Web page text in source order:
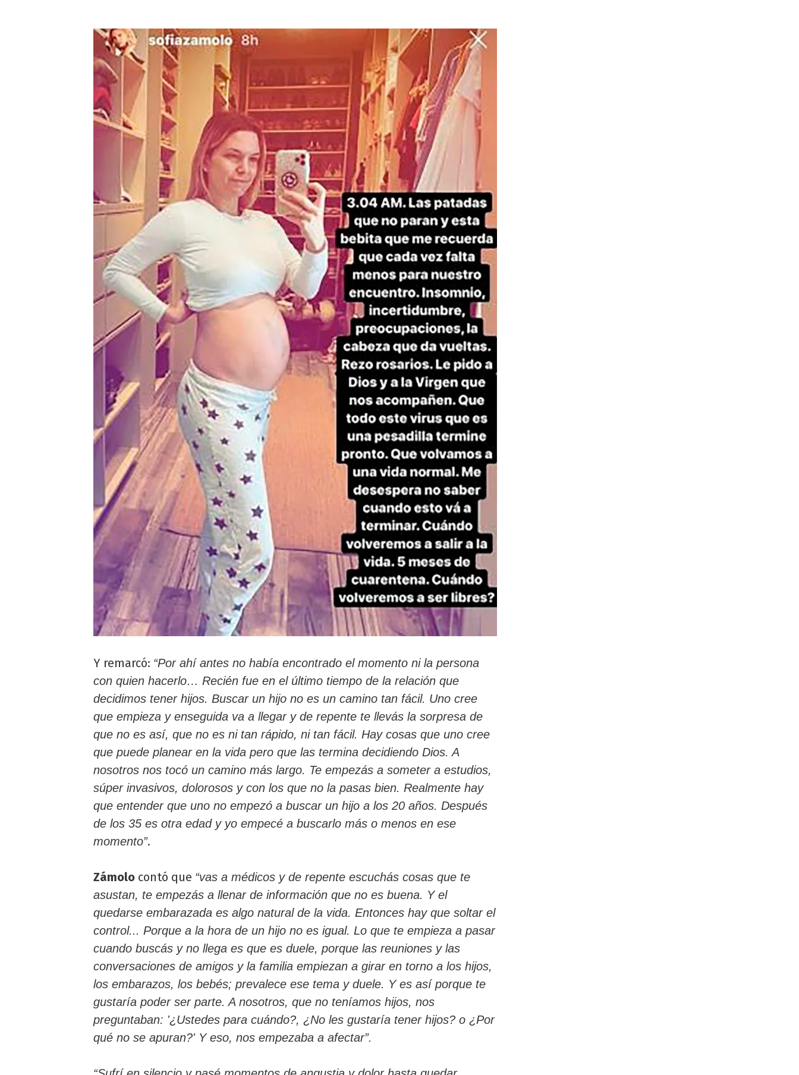
Y remarcó: “Por ahí antes no había encontrado el momento ni la persona
con quien hacerlo… Recién fue en el último tiempo de la relación que
decidimos tener hijos. Buscar un hijo no es un camino tan fácil. Uno cree
que empieza y enseguida va a llegar y de repente te llevás la sorpresa de
que no es así, que no es ni tan rápido, ni tan fácil. Hay cosas que uno cree
que puede planear en la vida pero que las termina decidiendo Dios. A
nosotros nos tocó un camino más largo. Te empezás a someter a estudios,
súper invasivos, dolorosos y con los que no la pasas bien. Realmente hay
que entender que uno no empezó a buscar un hijo a los 20 años. Después
de los 35 es otra edad y yo empecé a buscarlo más o menos en ese
momento”.
Zámolo contó que “vas a médicos y de repente escuchás cosas que te
asustan, te empezás a llenar de información que no es buena. Y el
quedarse embarazada es algo natural de la vida. Entonces hay que soltar el
control... Porque a la hora de un hijo no es igual. Lo que te empieza a pasar
cuando buscás y no llega es que es duele, porque las reuniones y las
conversaciones de amigos y la familia empiezan a girar en torno a los hijos,
los embarazos, los bebés; prevalece ese tema y duele. Y es así porque te
gustaría poder ser parte. A nosotros, que no teníamos hijos, nos
preguntaban: '¿Ustedes para cuándo?, ¿No les gustaría tener hijos? o ¿Por
qué no se apuran?' Y eso, nos empezaba a afectar”.